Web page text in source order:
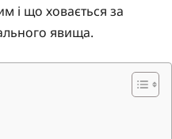
і що ховається за
явища.